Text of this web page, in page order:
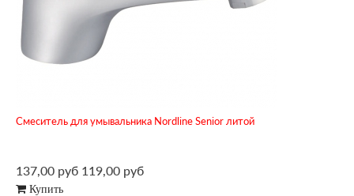
Смеситель для умывальника Nordline Senior литой
137,00 руб 119,00 руб
Купить